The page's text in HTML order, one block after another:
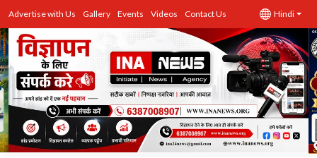
Advertise with Us Gallery Events Videos Contact Us Hindi
उत्तर प्रदेश
Advertise with Us
Events
राज्य